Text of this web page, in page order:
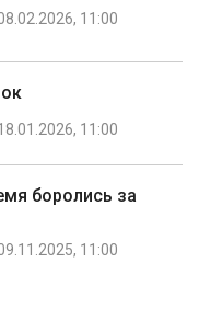
11:00
11:00
боролись за
11:00